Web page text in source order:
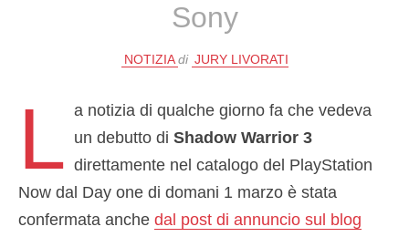
Sony
NOTIZIA di JURY LIVORATI
L a notizia di qualche giorno fa che vedeva
un debutto diShadow Warrior 3
direttamente nel catalogo del PlayStation
Now dal Day one di domani 1 marzo è stata
confermata anche dal post di annuncio sul blog